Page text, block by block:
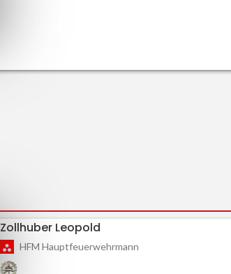
Zollhuber Leopold
HFM Hauptfeuerwehrmann